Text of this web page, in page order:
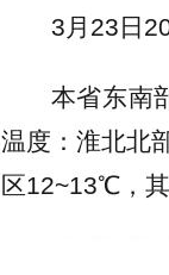
3月23日
本省东南
温度：淮北北
区12~13℃，